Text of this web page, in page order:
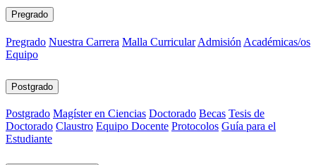
Pregrado
Pregrado Nuestra Carrera Malla Curricular Admisión Académicas/os
Equipo
Postgrado
Postgrado Magíster en Ciencias Doctorado Becas Tesis de
Doctorado Claustro Equipo Docente Protocolos Guía para el
Estudiante